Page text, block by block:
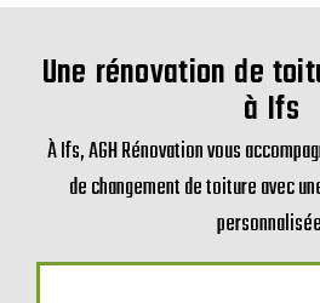
Une rénovation de
à Ifs
À Ifs, AGH Rénovation vous
de changement de toiture avec